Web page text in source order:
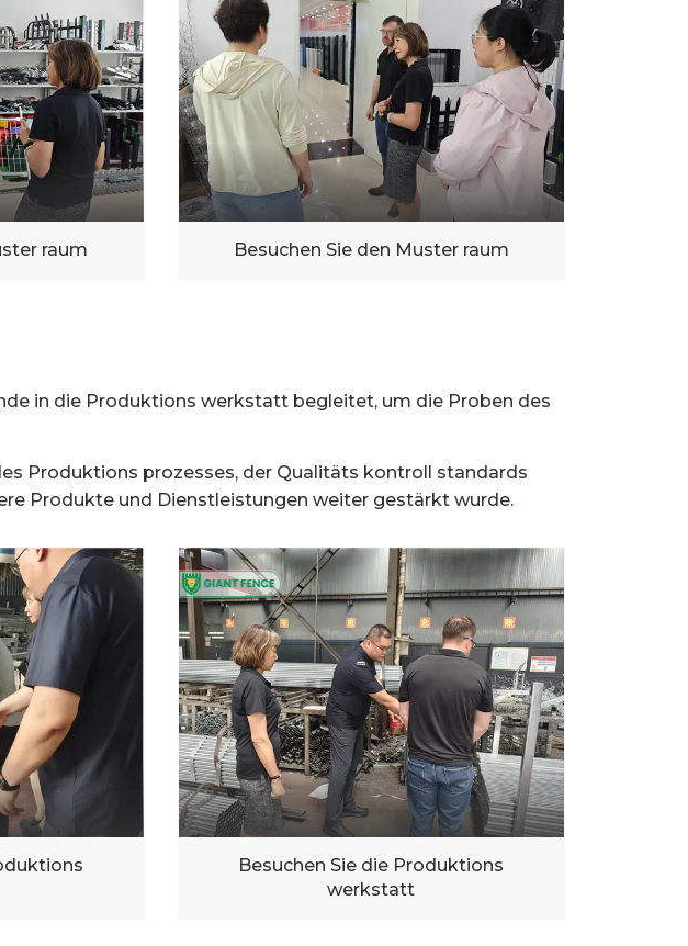
raum Besuchen Sie den Muster raum
in die Produktions werkstatt begleitet, um die Proben des
Produktions prozesses, der Qualitäts kontroll standards
Produkte und Dienstleistungen weiter gestärkt wurde.
Besuchen Sie die Produktions
werkstatt